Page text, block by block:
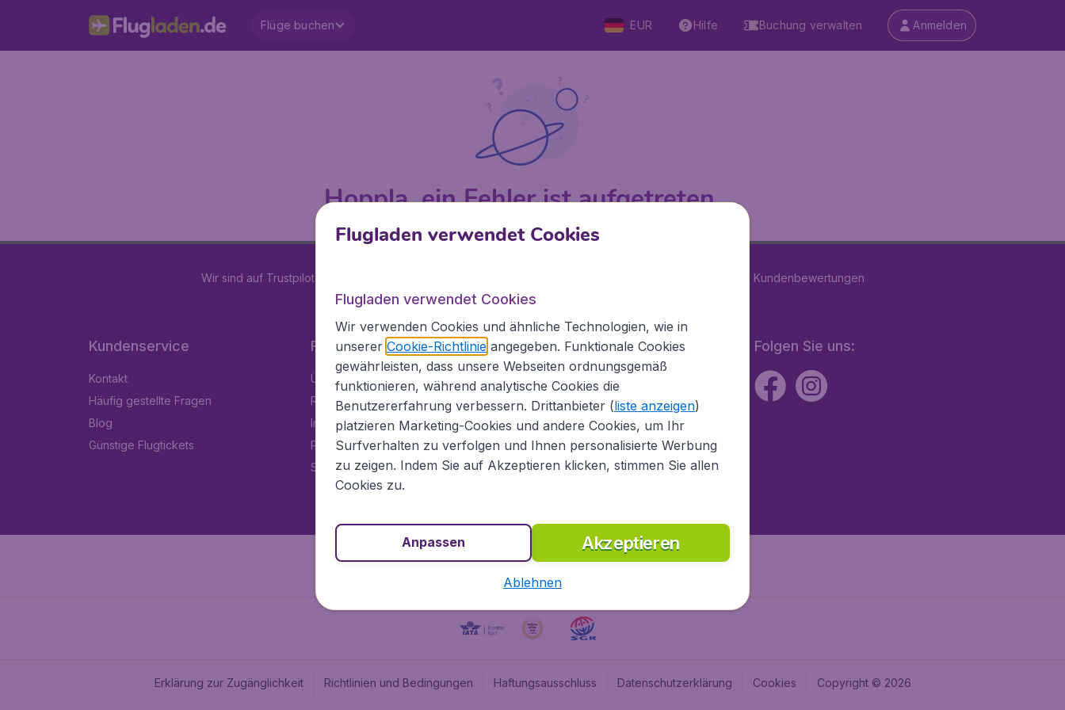
Flüge buchen EUR Hilfe Buchung verwalten Anmelden
Hoppla, ein Fehler ist aufgetreten ...
Wir sind auf Trustpilot mit Kundenbewertungen
Kundenservice
Kontakt
Häufig gestellte Fragen
Blog
Günstige Flugtickets
Flugladen.de
Über Flugladen.de
Rechtliche Informationen
Impressum
Partnerprogramm
Stellenangebote
Internationale Webseiten
CheapTickets.nl
CheapTickets.be
BudgetAir.fr
BudgetAir.es
BudgetAir.it
Folgen Sie uns:
Erklärung zur Zugänglichkeit Richtlinien und Bedingungen Haftungsausschluss Datenschutzerklärung Cookies Copyright © 2026
Flugladen verwendet Cookies
Flugladen verwendet Cookies
Wir verwenden Cookies und ähnliche Technologien, wie in
unserer Cookie-Richtlinieangegeben. Funktionale Cookies
gewährleisten, dass unsere Webseiten ordnungsgemäß
funktionieren, während analytische Cookies die
Benutzererfahrung verbessern. Drittanbieter (liste anzeigen)
platzieren Marketing-Cookies und andere Cookies, um Ihr
Surfverhalten zu verfolgen und Ihnen personalisierte Werbung
zu zeigen. Indem Sie auf Akzeptieren klicken, stimmen Sie allen
Cookies zu.
Akzeptieren
Anpassen
Ablehnen